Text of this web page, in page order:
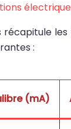
récapitule
:
(mA)